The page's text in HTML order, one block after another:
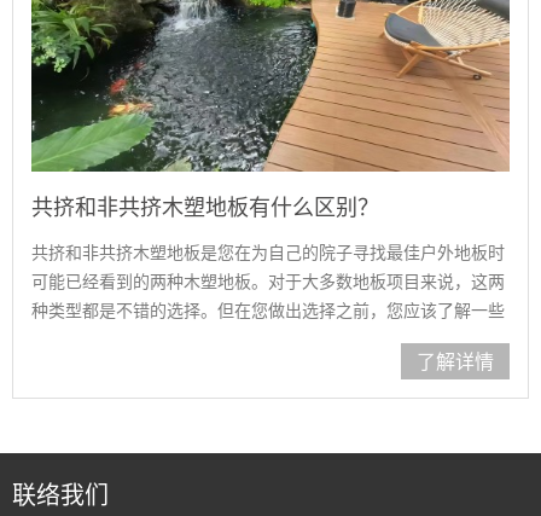
共挤和非共挤木塑地板有什么区别？
共挤和非共挤木塑地板是您在为自己的院子寻找最佳户外地板时
可能已经看到的两种木塑地板。对于大多数地板项目来说，这两
种类型都是不错的选择。但在您做出选择之前，您应该了解一些
了解详情
联络我们